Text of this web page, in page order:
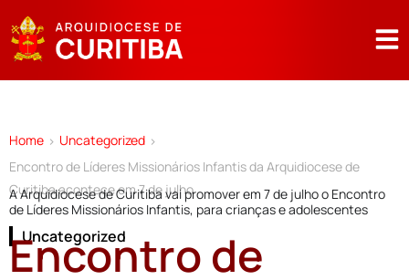
Home > Uncategorized >
Encontro de Líderes Missionários Infantis da Arquidiocese de
Curitiba acontece em 7 de julho
A Arquidiocese de Curitiba vai promover em 7 de julho o Encontro
de Líderes Missionários Infantis, para crianças e adolescentes
Uncategorized
Encontro de